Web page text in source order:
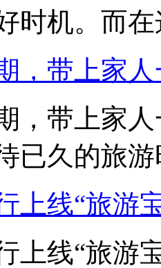
时机。而
，带上家
，带上家
已久的旅
上线“旅游
上线“旅游